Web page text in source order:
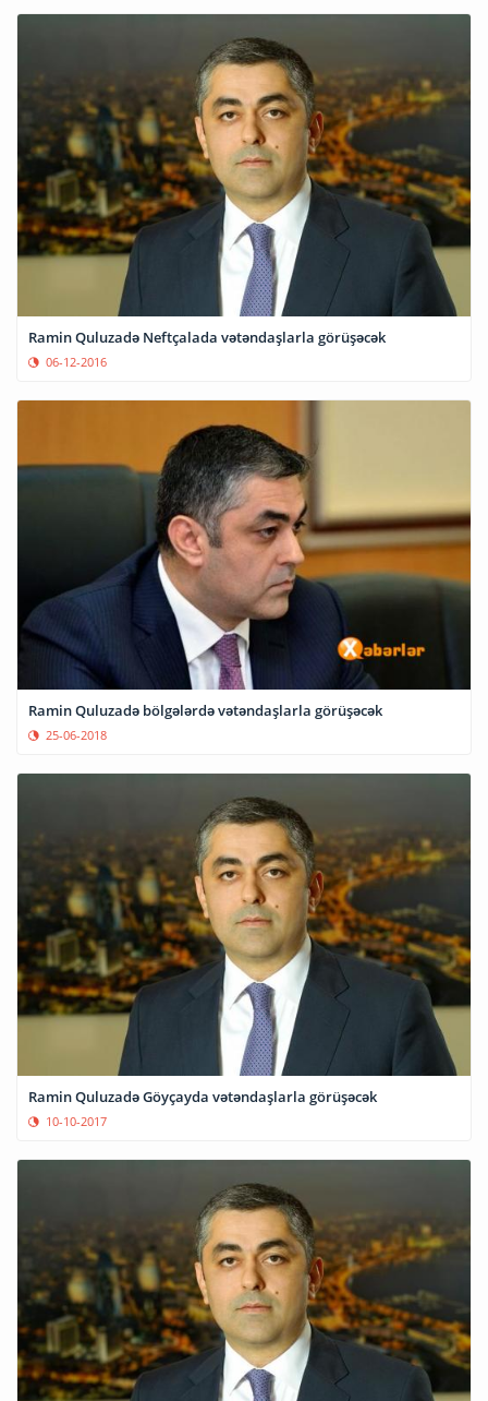
Ramin Quluzadə Neftçalada vətəndaşlarla görüşəcək
06-12-2016
Ramin Quluzadə bölgələrdə vətəndaşlarla görüşəcək
25-06-2018
Ramin Quluzadə Göyçayda vətəndaşlarla görüşəcək
10-10-2017